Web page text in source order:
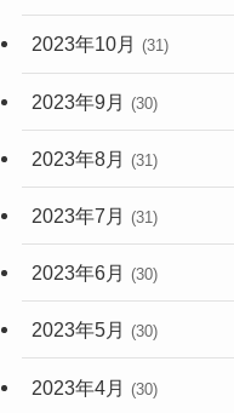
2023年10月 (31)
2023年9月 (30)
2023年8月 (31)
2023年7月 (31)
2023年6月 (30)
2023年5月 (30)
2023年4月 (30)